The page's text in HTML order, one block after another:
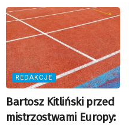
REDAKCJE
Bartosz Kitliński przed
mistrzostwami Europy: